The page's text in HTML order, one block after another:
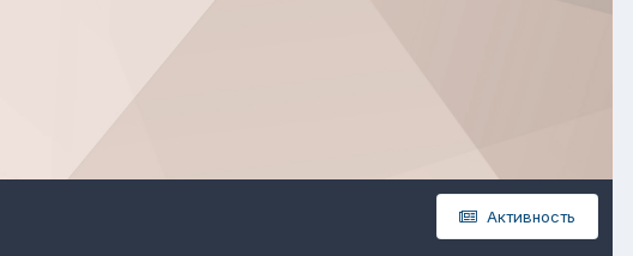
Активность